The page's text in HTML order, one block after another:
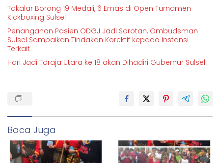
Takalar Borong 19 Medali, 6 Emas di Open Turnamen
Kickboxing Sulsel
Penanganan Pasien ODGJ Jadi Sorotan, Ombudsman
Sulsel Sampaikan Tindakan Korektif kepada Instansi
Terkait
Hari Jadi Toraja Utara ke 18 akan Dihadiri Gubernur Sulsel
Baca Juga